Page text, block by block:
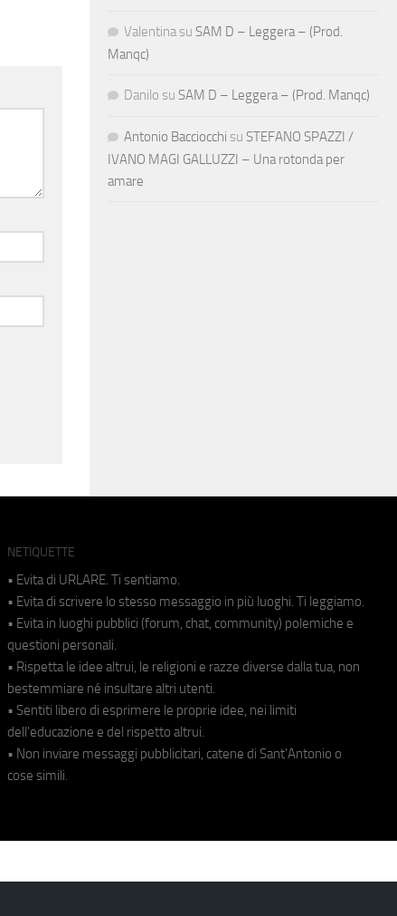
Valentina su SAM D – Leggera – (Prod.
Manqc)
Danilo su SAM D – Leggera – (Prod. Manqc)
Antonio Bacciocchi su STEFANO SPAZZI /
IVANO MAGI GALLUZZI – Una rotonda per
amare
NETIQUETTE
• Evita di URLARE. Ti sentiamo.
• Evita di scrivere lo stesso messaggio in più luoghi. Ti leggiamo.
• Evita in luoghi pubblici (forum, chat, community) polemiche e
questioni personali.
• Rispetta le idee altrui, le religioni e razze diverse dalla tua, non
bestemmiare né insultare altri utenti.
• Sentiti libero di esprimere le proprie idee, nei limiti
dell'educazione e del rispetto altrui.
• Non inviare messaggi pubblicitari, catene di Sant'Antonio o
cose simili.